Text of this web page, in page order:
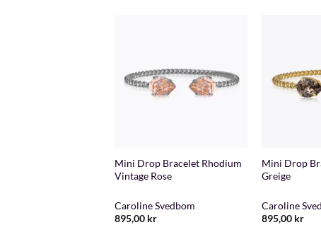
Mini Drop Bracelet Rhodium
Vintage Rose
Caroline Svedbom
895,00 kr
Mini Drop
Greige
Caroline
895,00 kr